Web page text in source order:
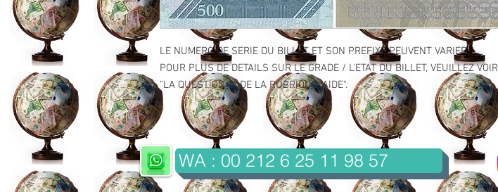
LE NUMERO DE SERIE DU BILLET ET SON PREFIXE PEUVENT VARIER.
POUR PLUS DE DETAILS SUR LE GRADE / L'ETAT DU BILLET, VEUILLEZ VOIR
"LA QUESTION 2" DE LA RUBRIQUE "AIDE".
WA : 00 212 6 25 11 98 57